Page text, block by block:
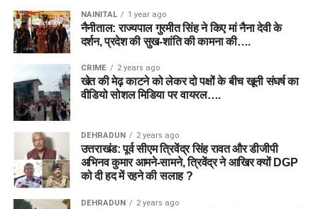
NAINITAL 1 year ago
नैनीताल: राज्यपाल गुरमीत सिंह ने किए मां नैना देवी के
दर्शन, प्रदेश की सुख-शांति की कामना की….
CRIME 2 years ago
खेत की मेढ़ काटने को लेकर दो पक्षों के बीच खूनी संघर्ष का
वीडियो सोशल मिडिया पर वायरल….
DEHRADUN 2 years ago
उत्तराखंड: पूर्व सीएम त्रिवेंद्र सिंह रावत और डीजीपी
अभिनव कुमार आमने-सामने, त्रिवेंद्र ने आखिर क्यों DGP
को दी हद में रहने की सलाह ?
DEHRADUN 2 years ago